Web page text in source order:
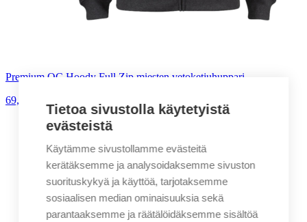
Premium OC Hoody Full Zip miesten vetoketjuhuppari
69,00
Tietoa sivustolla käytetyistä
evästeistä
Käytämme sivustollamme evästeitä
kerätäksemme ja analysoidaksemme sivuston
suorituskykyä ja käyttöä, tarjotaksemme
sosiaalisen median ominaisuuksia sekä
parantaaksemme ja räätälöidäksemme sisältöä